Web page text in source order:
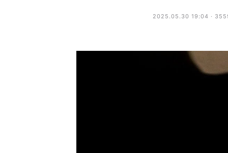
2025.05.30 19:04 ·